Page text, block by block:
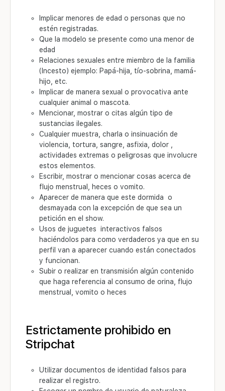
Implicar menores de edad o personas que no
estén registradas.
Que la modelo se presente como una menor de
edad
Relaciones sexuales entre miembro de la familia
(Incesto) ejemplo: Papá-hija, tío-sobrina, mamá-
hijo, etc.
Implicar de manera sexual o provocativa ante
cualquier animal o mascota.
Mencionar, mostrar o citas algún tipo de
sustancias ilegales.
Cualquier muestra, charla o insinuación de
violencia, tortura, sangre, asfixia, dolor ,
actividades extremas o peligrosas que involucre
estos elementos.
Escribir, mostrar o mencionar cosas acerca de
flujo menstrual, heces o vomito.
Aparecer de manera que este dormida o
desmayada con la excepción de que sea un
petición en el show.
Usos de juguetes interactivos falsos
haciéndolos para como verdaderos ya que en su
perfil van a aparecer cuando están conectados
y funcionan.
Subir o realizar en transmisión algún contenido
que haga referencia al consumo de orina, flujo
menstrual, vomito o heces
Estrictamente prohibido en
Stripchat
Utilizar documentos de identidad falsos para
realizar el registro.